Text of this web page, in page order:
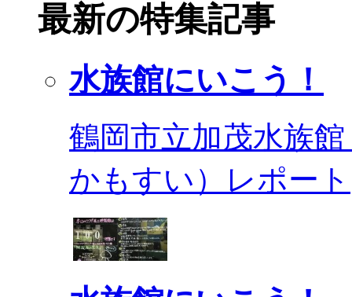
最新の特集記事
水族館にいこう！
鶴岡市立加茂水族
かもすい）レポート